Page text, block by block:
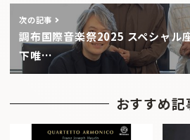
次の記事
調布国際音楽祭2025 スペシャル
下唯…
おすすめ記